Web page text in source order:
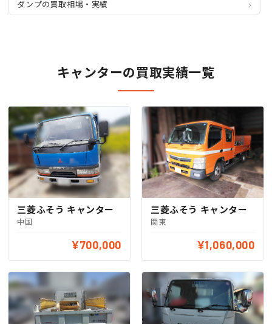
ダンプの買取相場・実績
キャンターの買取実績一覧
三菱ふそう キャンター
中国
¥700,000
三菱ふそう キャンター
関東
¥1,060,000